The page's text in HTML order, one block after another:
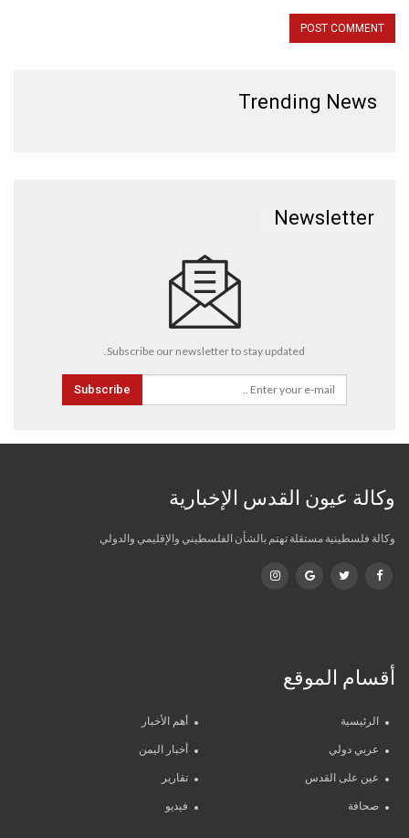
Trending News
Newsletter
Subscribe our newsletter to stay updated.
Subscribe
وكالة عيون القدس الإخبارية
وكالة فلسطينية مستقلة تهتم بالشأن الفلسطيني والإقليمي والدولي
أقسام الموقع
الرئيسية أهم الأخبار
عربي دولي أخبار اليمن
عين على القدس تقارير
صحافة فيديو